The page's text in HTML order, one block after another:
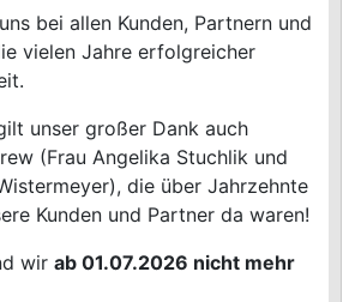
bei allen Kunden, Partnern und
vielen Jahre erfolgreicher
unser großer Dank auch
(Frau Angelika Stuchlik und
die über Jahrzehnte
Kunden und Partner da waren!
wir ab 01.07.2026 nicht mehr